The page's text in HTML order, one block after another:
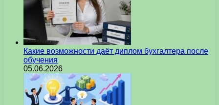
Какие возможности даёт диплом бухгалтера после
обучения
05.06.2026